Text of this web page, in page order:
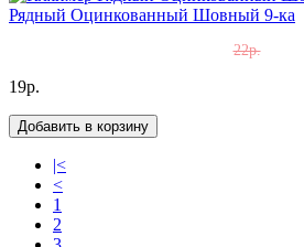
Рядный Оцинкованный Шовный 9-ка
22р.
19р.
Добавить в корзину
|<
<
1
2